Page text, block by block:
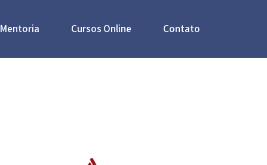
Mentoria Cursos Online Contato